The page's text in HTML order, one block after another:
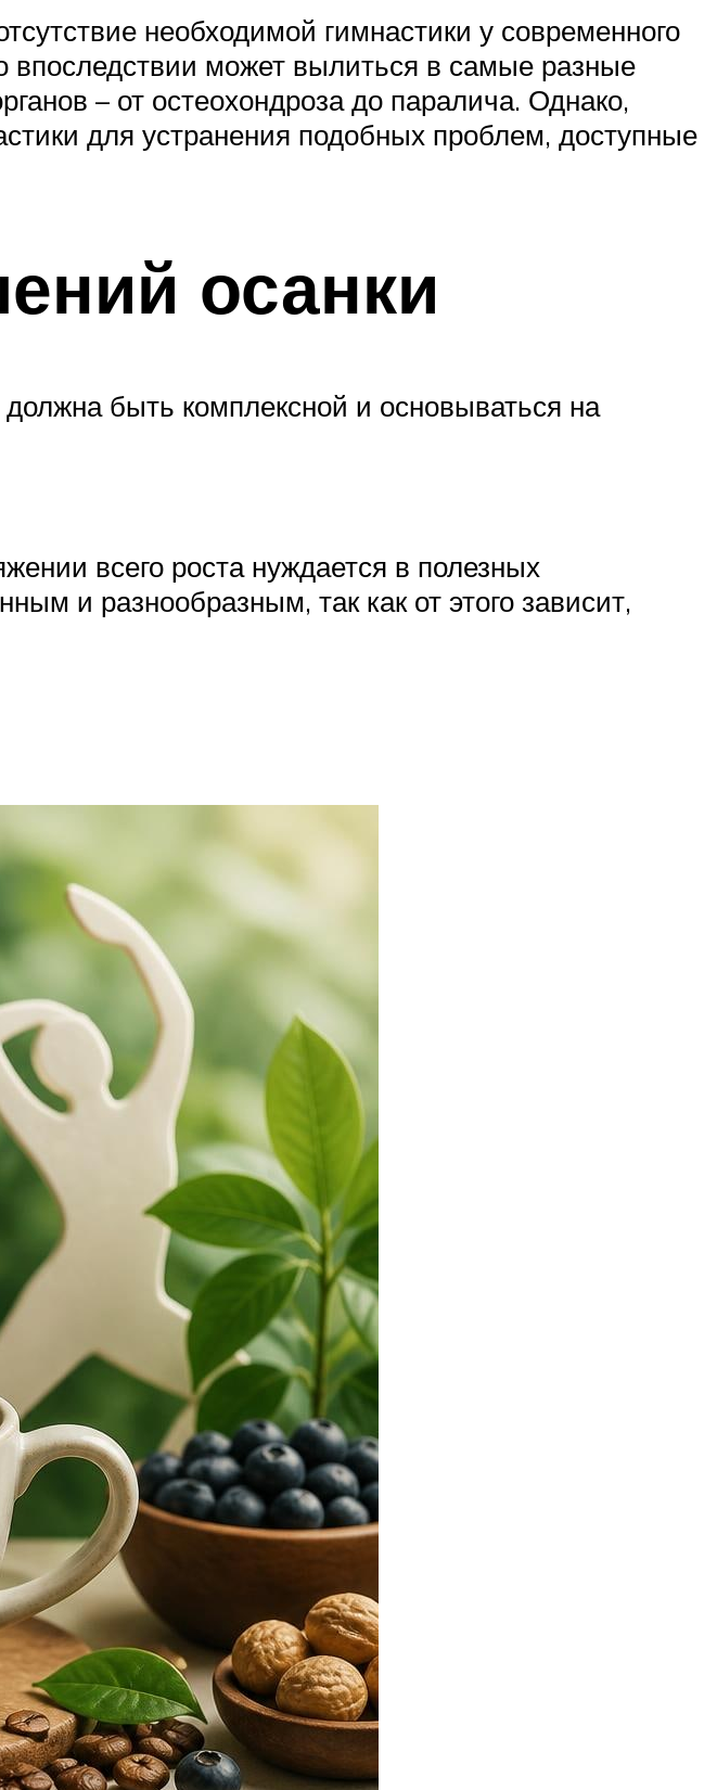
необходимой гимнастики у современного
впоследствии может вылиться в самые разные
– от остеохондроза до паралича. Однако,
для устранения подобных проблем, доступные
осанки
быть комплексной и основываться на
всего роста нуждается в полезных
и разнообразным, так как от этого зависит,